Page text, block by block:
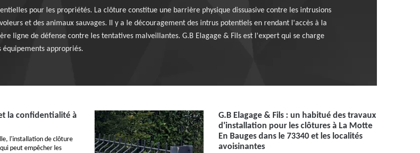
pour les propriétés. La clôture constitue une barrière physique dissuasive contre les intrusions
et des animaux sauvages. Il y a le découragement des intrus potentiels en rendant l'accès à la
ligne de défense contre les tentatives malveillantes. G.B Elagage & Fils est l'expert qui se charge
appropriés.
la confidentialité à
l'installation de clôture
peut empêcher les
G.B Elagage & Fils : un habitué des travaux
d'installation pour les clôtures à La Motte
En Bauges dans le 73340 et les localités
avoisinantes